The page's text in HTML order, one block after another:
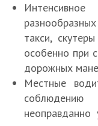
такси,
особенно при
дорожных
Местные
соблюдению
неоправданно